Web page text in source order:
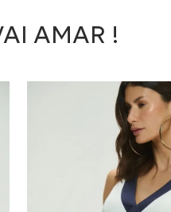
AMAR !